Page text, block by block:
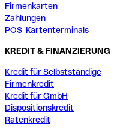
Firmenkarten
Zahlungen
POS-Kartenterminals
KREDIT & FINANZIERUNG
Kredit für Selbstständige
Firmenkredit
Kredit für GmbH
Dispositionskredit
Ratenkredit